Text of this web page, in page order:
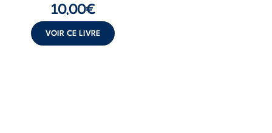
force des liens, le
poids des non-dits
et la ...
10,00€
VOIR CE LIVRE